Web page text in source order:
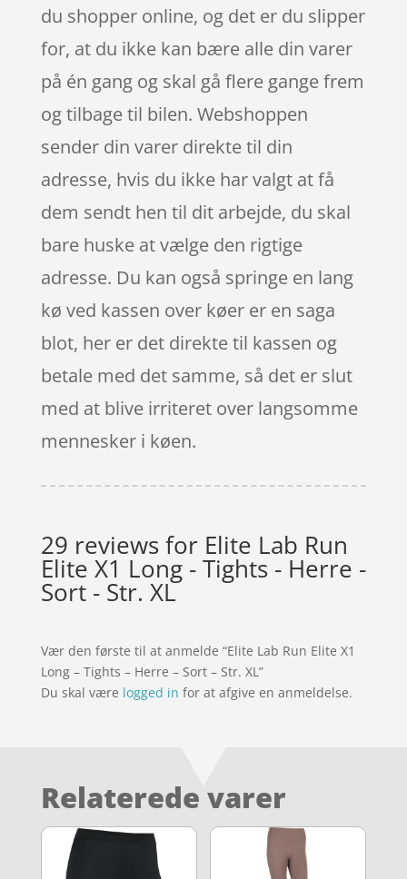
du shopper online, og det er du slipper
for, at du ikke kan bære alle din varer
på én gang og skal gå flere gange frem
og tilbage til bilen. Webshoppen
sender din varer direkte til din
adresse, hvis du ikke har valgt at få
dem sendt hen til dit arbejde, du skal
bare huske at vælge den rigtige
adresse. Du kan også springe en lang
kø ved kassen over køer er en saga
blot, her er det direkte til kassen og
betale med det samme, så det er slut
med at blive irriteret over langsomme
mennesker i køen.
29 reviews for Elite Lab Run
Elite X1 Long - Tights - Herre -
Sort - Str. XL
Vær den første til at anmelde “Elite Lab Run Elite X1
Long – Tights – Herre – Sort – Str. XL”
Du skal være logged in for at afgive en anmeldelse.
Relaterede varer